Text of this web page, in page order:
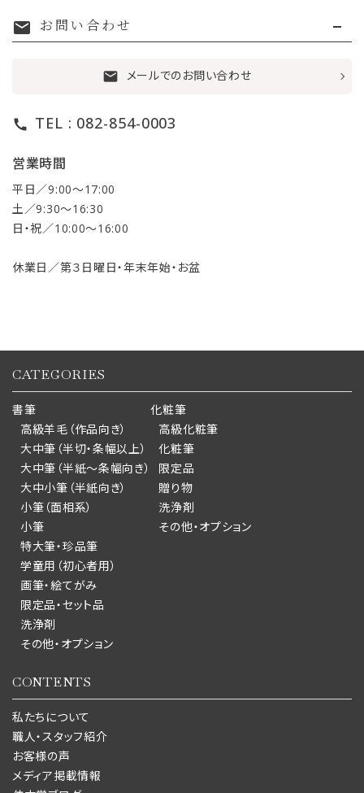
mail お問い合わせ
mail メールでのお問い合わせ
call TEL : 082-854-0003
営業時間
平日／9:00〜17:00
土／9:30〜16:30
日・祝／10:00〜16:00
休業日／第３日曜日・年末年始・お盆
CATEGORIES
書筆
高級羊毛（作品向き）
大中筆（半切・条幅以上）
大中筆（半紙～条幅向き）
大中小筆（半紙向き）
小筆（面相系）
小筆
特大筆・珍品筆
学童用（初心者用）
画筆・絵てがみ
限定品・セット品
洗浄剤
その他・オプション
化粧筆
高級化粧筆
化粧筆
限定品
贈り物
洗浄剤
その他・オプション
CONTENTS
私たちについて
職人・スタッフ紹介
お客様の声
メディア掲載情報